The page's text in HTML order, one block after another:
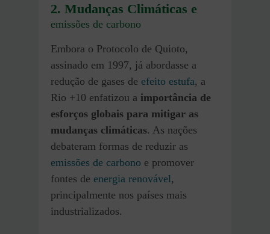
2. Mudanças Climáticas e
emissões de carbono
Embora o Protocolo de Quioto,
assinado em 1997, já abordasse a
redução de gases de efeito estufa, a
Rio +10 enfatizou a importância de
esforços globais para mitigar as
mudanças climáticas. As nações
debateram formas de reduzir as
emissões de carbono e promover
fontes de energia renovável,
principalmente nos países mais
industrializados.